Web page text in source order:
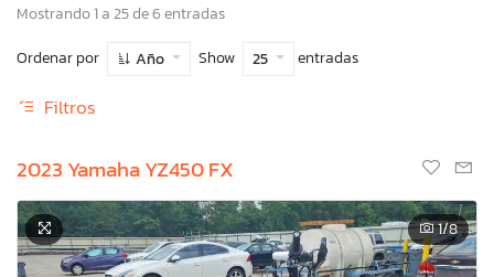
Mostrando 1 a 25 de 6 entradas
Ordenar por
Año Show 25 entradas
Filtros
2023 Yamaha YZ450 FX
1/8